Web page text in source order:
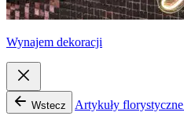
Wynajem dekoracji
Wstecz Artykuły florystyczne